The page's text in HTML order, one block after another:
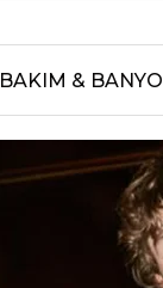
BAKIM & BANYO